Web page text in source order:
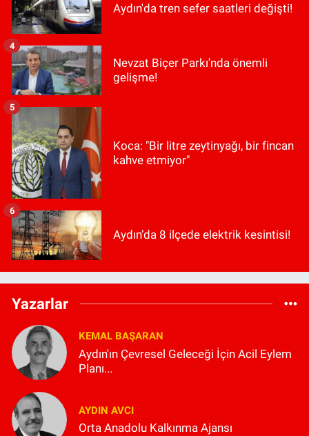
Aydın'da tren sefer saatleri değişti!
Nevzat Biçer Parkı'nda önemli
gelişme!
4
Koca: "Bir litre zeytinyağı, bir fincan
kahve etmiyor"
5
Aydın’da 8 ilçede elektrik kesintisi!
6
Yazarlar
KEMAL BAŞARAN
Aydın'ın Çevresel Geleceği İçin Acil Eylem
Planı...
AYDIN AVCI
Orta Anadolu Kalkınma Ajansı